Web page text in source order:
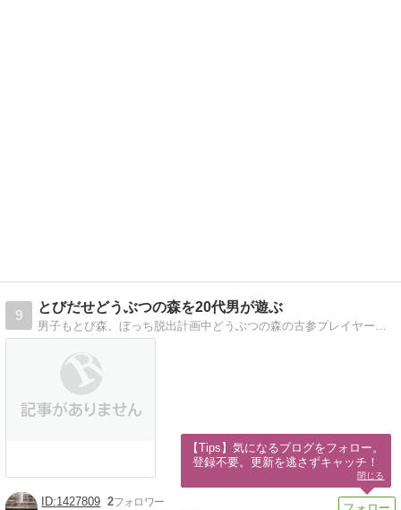
9
とびだせどうぶつの森を20代男が遊ぶ
男子もとび森。ぼっち脱出計画中どうぶつの森の古参プレイヤーです。割とすぐ飽きるｋｄ
1427809 2
【Tips】気になるブログをフォロー。
登録不要。更新を逃さずキャッチ！
閉じる